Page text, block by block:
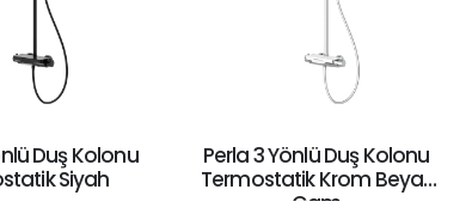
Duş Kolonu
Siyah
Perla 3 Yönlü Duş Kolonu
Termostatik Krom Beyaz
Cam